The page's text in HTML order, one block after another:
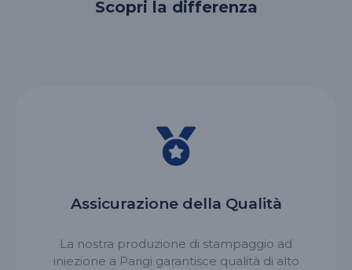
Scopri la differenza
Assicurazione della Qualità
La nostra produzione di stampaggio ad
iniezione a Parigi garantisce qualità di alto